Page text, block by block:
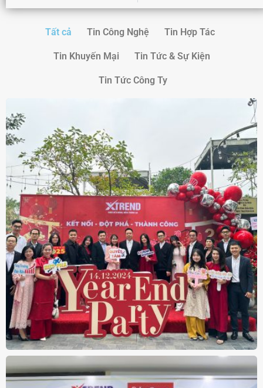
Tất cả Tin Công Nghệ Tin Hợp Tác
Tin Khuyến Mại Tin Tức & Sự Kiện
Tin Tức Công Ty